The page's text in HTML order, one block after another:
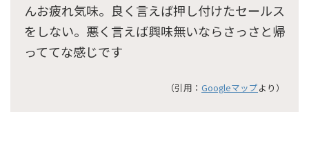
んお疲れ気味。良く言えば押し付けたセールス
をしない。悪く言えば興味無いならさっさと帰
っててな感じです
（引用： Googleマップより）